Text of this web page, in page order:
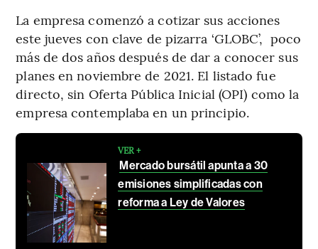
La empresa comenzó a cotizar sus acciones
este jueves con clave de pizarra ‘GLOBC’, poco
más de dos años después de dar a conocer sus
planes en noviembre de 2021. El listado fue
directo, sin Oferta Pública Inicial (OPI) como la
empresa contemplaba en un principio.
VER +
Mercado bursátil apunta a 30
emisiones simplificadas con
reforma a Ley de Valores